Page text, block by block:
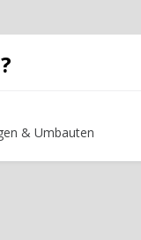
& Umbauten